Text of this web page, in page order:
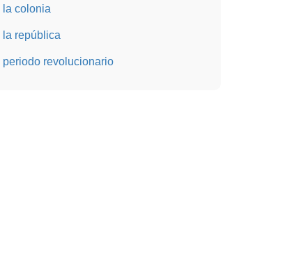
la colonia
la república
periodo revolucionario